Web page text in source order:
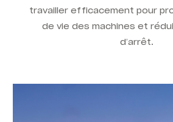
travailler efficacement pour
de vie des machines et
d’arrêt.